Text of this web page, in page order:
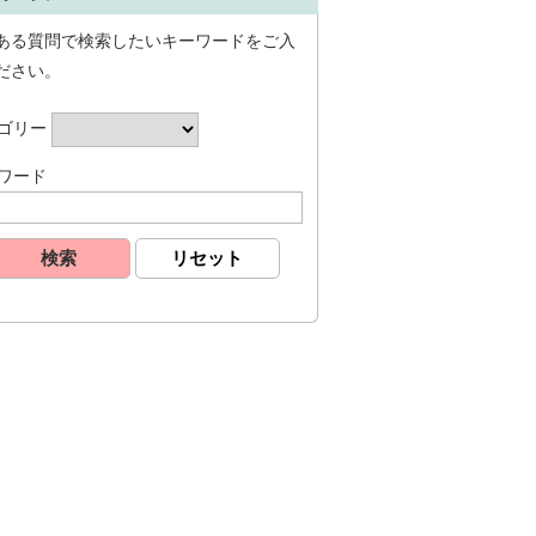
る質問で検索したいキーワードをご入
さい。
リー
ード